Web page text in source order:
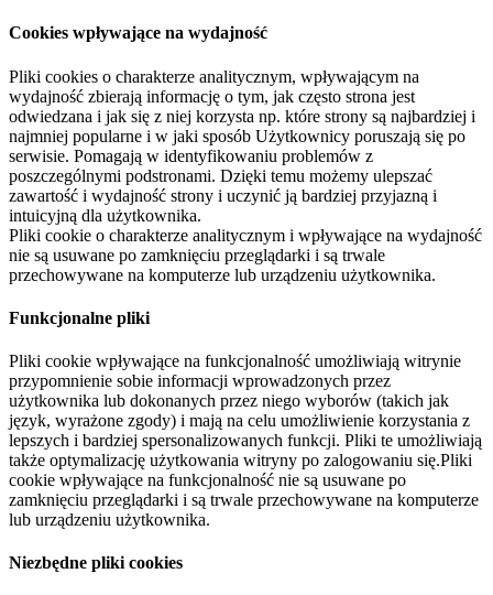
Cookies wpływające na wydajność
Pliki cookies o charakterze analitycznym, wpływającym na
wydajność zbierają informację o tym, jak często strona jest
odwiedzana i jak się z niej korzysta np. które strony są najbardziej i
najmniej popularne i w jaki sposób Użytkownicy poruszają się po
serwisie. Pomagają w identyfikowaniu problemów z
poszczególnymi podstronami. Dzięki temu możemy ulepszać
zawartość i wydajność strony i uczynić ją bardziej przyjazną i
intuicyjną dla użytkownika.
Pliki cookie o charakterze analitycznym i wpływające na wydajność
nie są usuwane po zamknięciu przeglądarki i są trwale
przechowywane na komputerze lub urządzeniu użytkownika.
Funkcjonalne pliki
Pliki cookie wpływające na funkcjonalność umożliwiają witrynie
przypomnienie sobie informacji wprowadzonych przez
użytkownika lub dokonanych przez niego wyborów (takich jak
język, wyrażone zgody) i mają na celu umożliwienie korzystania z
lepszych i bardziej spersonalizowanych funkcji. Pliki te umożliwiają
także optymalizację użytkowania witryny po zalogowaniu się.Pliki
cookie wpływające na funkcjonalność nie są usuwane po
zamknięciu przeglądarki i są trwale przechowywane na komputerze
lub urządzeniu użytkownika.
Niezbędne pliki cookies